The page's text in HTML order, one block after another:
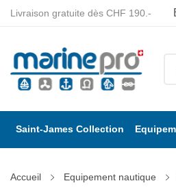
Livraison gratuite dès CHF 190.-
Saint-James Collection
Accueil Equipement nautique